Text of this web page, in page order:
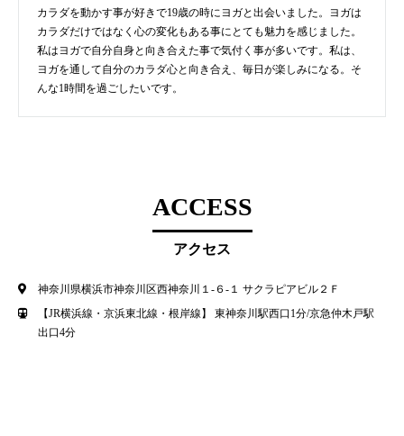
カラダを動かす事が好きで19歳の時にヨガと出会いました。ヨガは
カラダだけではなく心の変化もある事にとても魅力を感じました。
私はヨガで自分自身と向き合えた事で気付く事が多いです。私は、
ヨガを通して自分のカラダ心と向き合え、毎日が楽しみになる。そ
んな1時間を過ごしたいです。
ACCESS
アクセス
神奈川県横浜市神奈川区西神奈川１-６-１ サクラピアビル２Ｆ
【JR横浜線・京浜東北線・根岸線】 東神奈川駅西口1分/京急仲木戸駅
出口4分